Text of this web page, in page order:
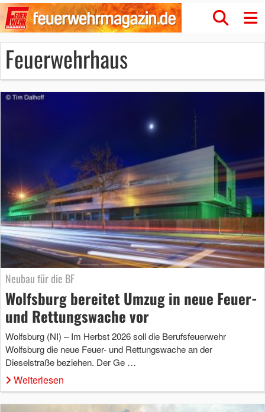
Feuerwehrhaus
Neubau für die BF
Wolfsburg bereitet Umzug in neue Feuer-
und Rettungswache vor
Wolfsburg (NI) – Im Herbst 2026 soll die Berufsfeuerwehr
Wolfsburg die neue Feuer- und Rettungswache an der
Dieselstraße beziehen. Der Ge …
Weiterlesen